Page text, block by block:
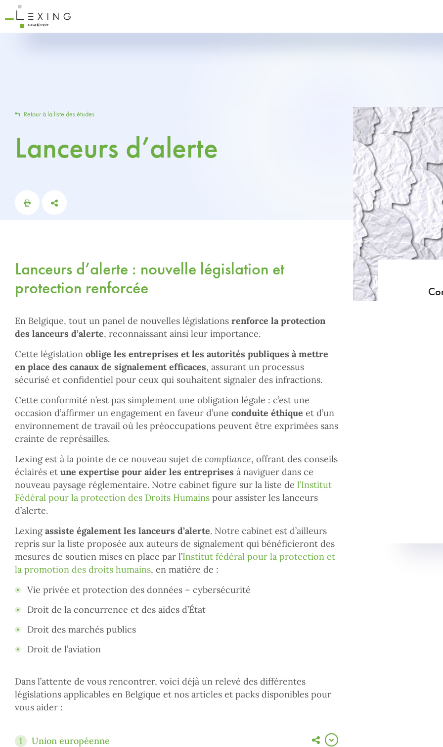
Retour à la liste des études
Lanceurs d’alerte
Lanceurs d’alerte : nouvelle législation et
protection renforcée
En Belgique, tout un panel de nouvelles législations renforce la protection
des lanceurs d’alerte, reconnaissant ainsi leur importance.
Cette législation oblige les entreprises et les autorités publiques à mettre
en place des canaux de signalement efficaces, assurant un processus
sécurisé et confidentiel pour ceux qui souhaitent signaler des infractions.
Cette conformité n’est pas simplement une obligation légale : c’est une
occasion d’affirmer un engagement en faveur d’une conduite éthique et d’un
environnement de travail où les préoccupations peuvent être exprimées sans
crainte de représailles.
Lexing est à la pointe de ce nouveau sujet de compliance, offrant des conseils
éclairés et une expertise pour aider les entreprises à naviguer dans ce
nouveau paysage réglementaire. Notre cabinet figure sur la liste de l’Institut
Fédéral pour la protection des Droits Humains pour assister les lanceurs
d’alerte.
Lexingassiste également les lanceurs d’alerte. Notre cabinet est d’ailleurs
repris sur la liste proposée aux auteurs de signalement qui bénéficieront des
mesures de soutien mises en place par l’Institut fédéral pour la protection et
la promotion des droits humains, en matière de :
Vie privée et protection des données – cybersécurité
Droit de la concurrence et des aides d’État
Droit des marchés publics
Droit de l’aviation
Dans l’attente de vous rencontrer, voici déjà un relevé des différentes
législations applicables en Belgique et nos articles et packs disponibles pour
vous aider :
1 Union européenne